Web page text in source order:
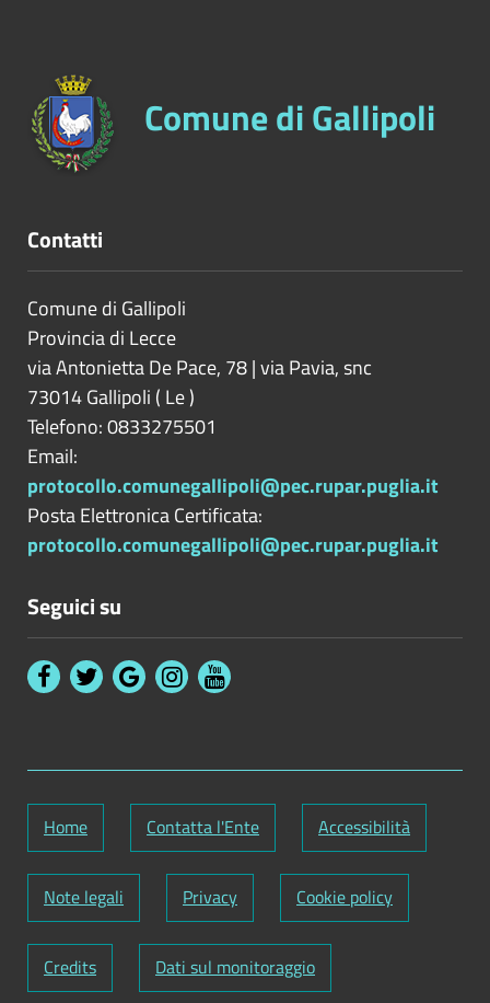
Comune di Gallipoli
Contatti
Comune di Gallipoli
Provincia di Lecce
via Antonietta De Pace, 78 | via Pavia, snc
73014Gallipoli ( Le)
Telefono: 0833275501
Email:
protocollo.comunegallipoli@pec.rupar.puglia.it
Posta Elettronica Certificata:
protocollo.comunegallipoli@pec.rupar.puglia.it
Seguici su
Home Contatta l'Ente Accessibilità
Note legali Privacy Cookie policy
Credits Dati sul monitoraggio